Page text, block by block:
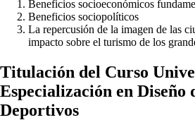
Beneficios socioeconómicos
Beneficios sociopolíticos
La repercusión de la imagen de las
impacto sobre el turismo de los
Titulación del Curso
Especialización en Diseño
Deportivos